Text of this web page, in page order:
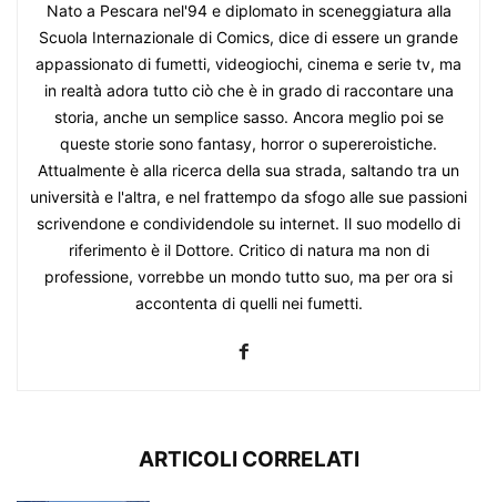
Nato a Pescara nel'94 e diplomato in sceneggiatura alla
Scuola Internazionale di Comics, dice di essere un grande
appassionato di fumetti, videogiochi, cinema e serie tv, ma
in realtà adora tutto ciò che è in grado di raccontare una
storia, anche un semplice sasso. Ancora meglio poi se
queste storie sono fantasy, horror o supereroistiche.
Attualmente è alla ricerca della sua strada, saltando tra un
università e l'altra, e nel frattempo da sfogo alle sue passioni
scrivendone e condividendole su internet. Il suo modello di
riferimento è il Dottore. Critico di natura ma non di
professione, vorrebbe un mondo tutto suo, ma per ora si
accontenta di quelli nei fumetti.
ARTICOLI CORRELATI